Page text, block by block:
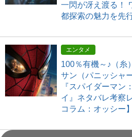
一閃が冴え渡る！
都探索の魅力を先
エンタメ
100％有機～♪（糸
サン（パニッシャ
『スパイダーマン
イ』ネタバレ考察
コラム：オッシー】